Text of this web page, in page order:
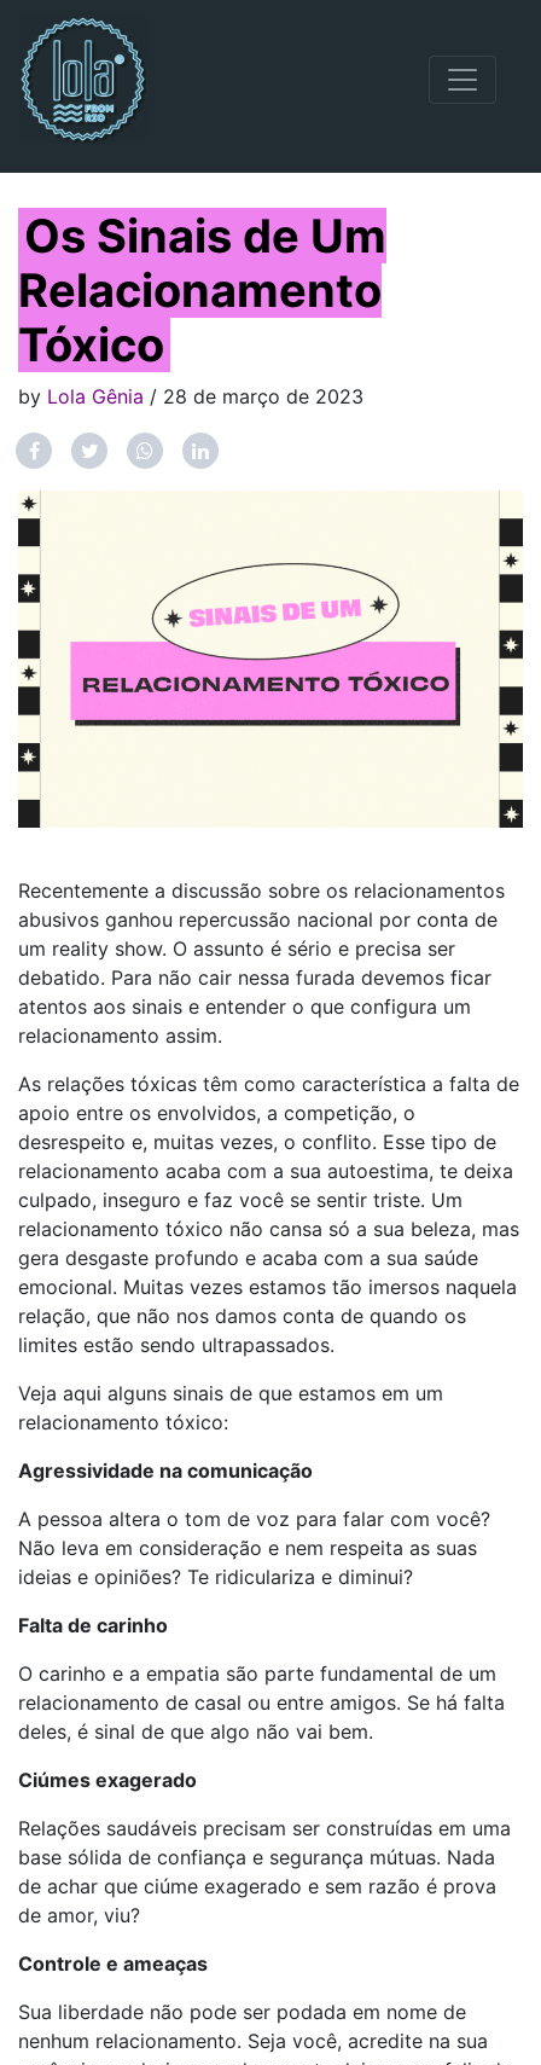
Navegação principal
Os Sinais de Um
Relacionamento
Tóxico
by Lola Gênia / 28 de março de 2023
Recentemente a discussão sobre os relacionamentos
abusivos ganhou repercussão nacional por conta de
um reality show. O assunto é sério e precisa ser
debatido. Para não cair nessa furada devemos ficar
atentos aos sinais e entender o que configura um
relacionamento assim.
As relações tóxicas têm como característica a falta de
apoio entre os envolvidos, a competição, o
desrespeito e, muitas vezes, o conflito. Esse tipo de
relacionamento acaba com a sua autoestima, te deixa
culpado, inseguro e faz você se sentir triste. Um
relacionamento tóxico não cansa só a sua beleza, mas
gera desgaste profundo e acaba com a sua saúde
emocional. Muitas vezes estamos tão imersos naquela
relação, que não nos damos conta de quando os
limites estão sendo ultrapassados.
Veja aqui alguns sinais de que estamos em um
relacionamento tóxico:
Agressividade na comunicação
A pessoa altera o tom de voz para falar com você?
Não leva em consideração e nem respeita as suas
ideias e opiniões? Te ridiculariza e diminui?
Falta de carinho
O carinho e a empatia são parte fundamental de um
relacionamento de casal ou entre amigos. Se há falta
deles, é sinal de que algo não vai bem.
Ciúmes exagerado
Relações saudáveis precisam ser construídas em uma
base sólida de confiança e segurança mútuas. Nada
de achar que ciúme exagerado e sem razão é prova
de amor, viu?
Controle e ameaças
Sua liberdade não pode ser podada em nome de
nenhum relacionamento. Seja você, acredite na sua